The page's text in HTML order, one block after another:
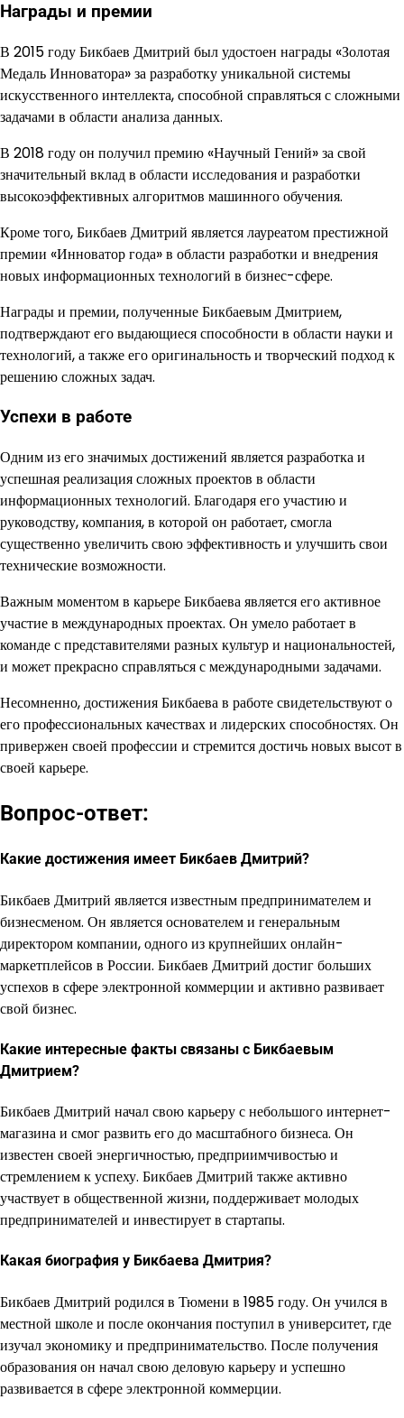
Награды и премии
В 2015 году Бикбаев Дмитрий был удостоен награды «Золотая
Медаль Инноватора» за разработку уникальной системы
искусственного интеллекта, способной справляться с сложными
задачами в области анализа данных.
В 2018 году он получил премию «Научный Гений» за свой
значительный вклад в области исследования и разработки
высокоэффективных алгоритмов машинного обучения.
Кроме того, Бикбаев Дмитрий является лауреатом престижной
премии «Инноватор года» в области разработки и внедрения
новых информационных технологий в бизнес-сфере.
Награды и премии, полученные Бикбаевым Дмитрием,
подтверждают его выдающиеся способности в области науки и
технологий, а также его оригинальность и творческий подход к
решению сложных задач.
Успехи в работе
Одним из его значимых достижений является разработка и
успешная реализация сложных проектов в области
информационных технологий. Благодаря его участию и
руководству, компания, в которой он работает, смогла
существенно увеличить свою эффективность и улучшить свои
технические возможности.
Важным моментом в карьере Бикбаева является его активное
участие в международных проектах. Он умело работает в
команде с представителями разных культур и национальностей,
и может прекрасно справляться с международными задачами.
Несомненно, достижения Бикбаева в работе свидетельствуют о
его профессиональных качествах и лидерских способностях. Он
привержен своей профессии и стремится достичь новых высот в
своей карьере.
Вопрос-ответ:
Какие достижения имеет Бикбаев Дмитрий?
Бикбаев Дмитрий является известным предпринимателем и
бизнесменом. Он является основателем и генеральным
директором компании, одного из крупнейших онлайн-
маркетплейсов в России. Бикбаев Дмитрий достиг больших
успехов в сфере электронной коммерции и активно развивает
свой бизнес.
Какие интересные факты связаны с Бикбаевым
Дмитрием?
Бикбаев Дмитрий начал свою карьеру с небольшого интернет-
магазина и смог развить его до масштабного бизнеса. Он
известен своей энергичностью, предприимчивостью и
стремлением к успеху. Бикбаев Дмитрий также активно
участвует в общественной жизни, поддерживает молодых
предпринимателей и инвестирует в стартапы.
Какая биография у Бикбаева Дмитрия?
Бикбаев Дмитрий родился в Тюмени в 1985 году. Он учился в
местной школе и после окончания поступил в университет, где
изучал экономику и предпринимательство. После получения
образования он начал свою деловую карьеру и успешно
развивается в сфере электронной коммерции.